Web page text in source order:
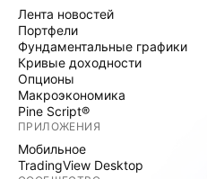
Лента новостей
Портфели
Фундаментальные графики
Кривые доходности
Опционы
Макроэкономика
Pine Script®
ПРИЛОЖЕНИЯ
Мобильное
TradingView Desktop